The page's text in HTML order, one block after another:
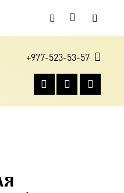
+977-523-53-57